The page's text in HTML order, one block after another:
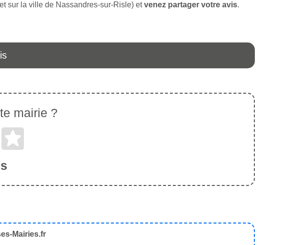
sur la ville de Nassandres-sur-Risle) etvenez partager votre avis.
mairie ?
Mairies.fr